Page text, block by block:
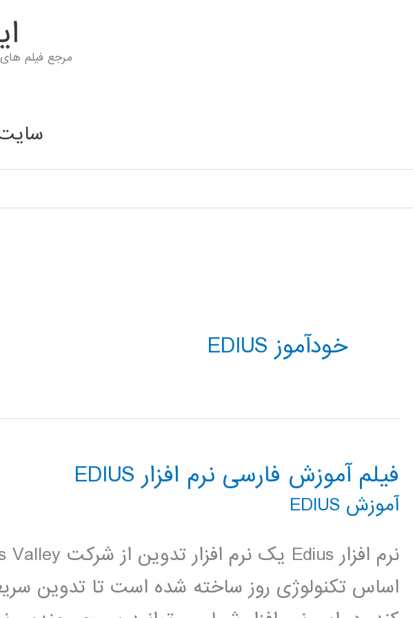
مرجع فیلم
خودآموز EDIUS
فیلم آموزش فارسی نرم افزار EDIUS
آموزش EDIUS
اساس تکنولوژی روز ساخته شده است تا تدوین